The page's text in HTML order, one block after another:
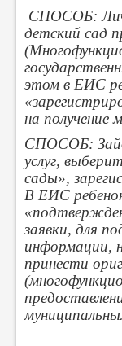
СПОСОБ:
детский сад
этом в ЕИС
на получение
СПОСОБ:
услуг,
сады»,
В ЕИС
заявки, для
информации,
принести